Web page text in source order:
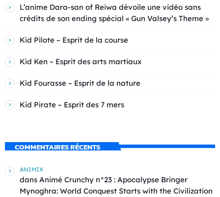
L’anime Dara-san of Reiwa dévoile une vidéo sans
crédits de son ending spécial « Gun Valsey’s Theme »
Kid Pilote – Esprit de la course
Kid Ken – Esprit des arts martiaux
Kid Fourasse – Esprit de la nature
Kid Pirate – Esprit des 7 mers
COMMENTAIRES RÉCENTS
ANIMIX
dans Animé Crunchy n°23 : Apocalypse Bringer
Mynoghra: World Conquest Starts with the Civilization